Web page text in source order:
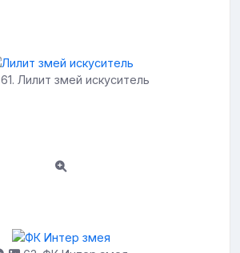
61. Лилит змей искуситель